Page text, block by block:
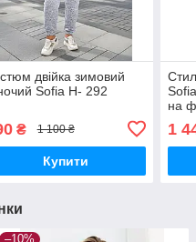
двійка зимовий
Sofia Н- 292
₴ 1 100 ₴
Купити
на
1
–10%